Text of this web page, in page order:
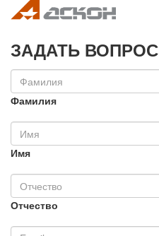
ЗАДАТЬ ВОПРОС
Фамилия
Имя
Отчество